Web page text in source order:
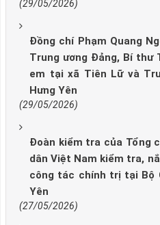
(29/05/2026)
Đồng chí Phạm Quang
Trung ương Đảng, Bí thư
em tại xã Tiên Lữ và
Hưng Yên
(29/05/2026)
Đoàn kiểm tra của Tổng
dân Việt Nam kiểm tra,
công tác chính trị tại Bộ
Yên
(27/05/2026)